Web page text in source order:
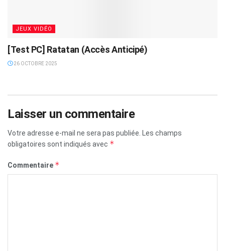
JEUX VIDÉO
[Test PC] Ratatan (Accès Anticipé)
26 OCTOBRE 2025
Laisser un commentaire
Votre adresse e-mail ne sera pas publiée.
Les champs
obligatoires sont indiqués avec *
Commentaire *